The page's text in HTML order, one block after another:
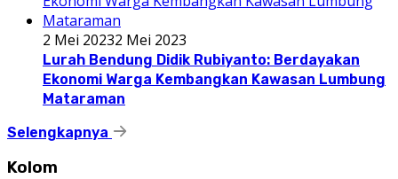
2 Mei 20232 Mei 2023
Lurah Bendung Didik Rubiyanto: Berdayakan
Ekonomi Warga Kembangkan Kawasan Lumbung
Mataraman
Selengkapnya
Kolom